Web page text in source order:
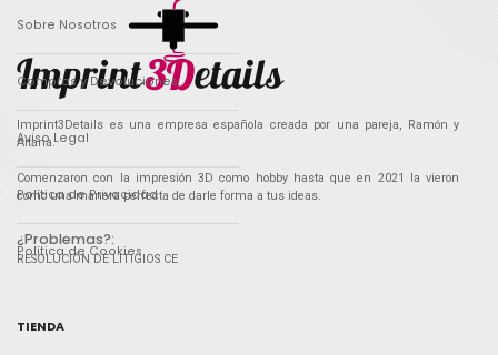
Imprint3Details es una empresa española creada por una pareja, Ramón y
Aitana.
Comenzaron con la impresión 3D como hobby hasta que en 2021 la vieron
como una manera perfecta de darle forma a tus ideas.
¿Problemas?:
RESOLUCIÓN DE LITIGIOS CE
Sobre Nosotros
Compras y Devoluciones
Aviso Legal
Política de Privacidad
Política de Cookies
TIENDA